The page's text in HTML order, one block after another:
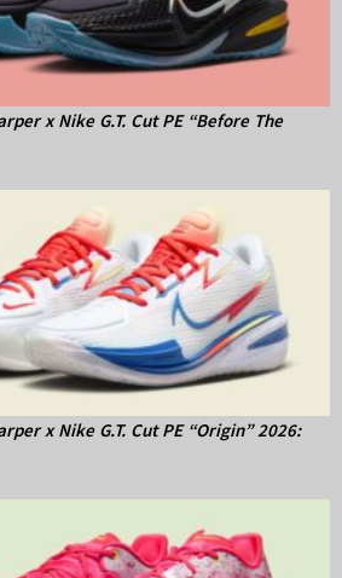
x Nike G.T. Cut PE “Before The
x Nike G.T. Cut PE “Origin” 2026: